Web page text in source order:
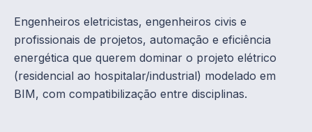
Engenheiros eletricistas, engenheiros civis e
profissionais de projetos, automação e eficiência
energética que querem dominar o projeto elétrico
(residencial ao hospitalar/industrial) modelado em
BIM, com compatibilização entre disciplinas.